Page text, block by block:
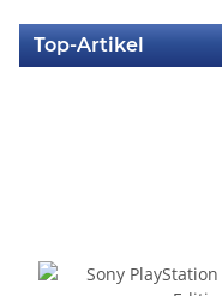
Top-Artikel